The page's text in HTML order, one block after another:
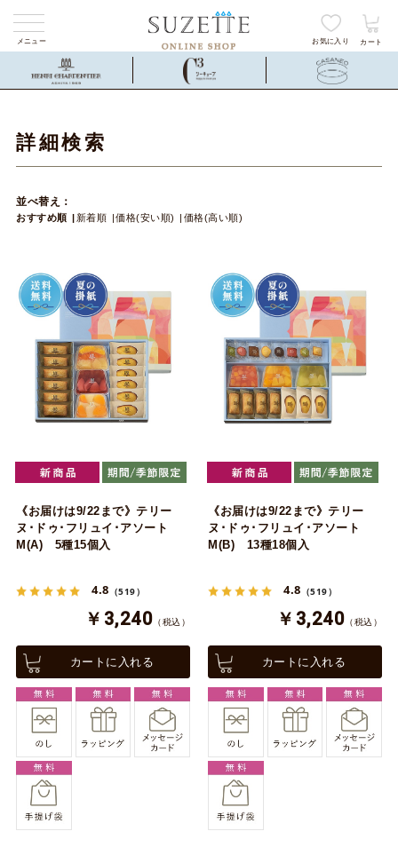
メニュー お気に入り カート
詳細検索
並べ替え：
おすすめ順 新着順 価格(安い順) 価格(高い順)
《お届けは9/22まで》テリー
ヌ･ドゥ･フリュイ･アソート
M(A) 5種15個入
4.8 （519）
￥3,240 （税込）
カートに入れる
《お届けは9/22まで》テリー
ヌ･ドゥ･フリュイ･アソート
M(B) 13種18個入
4.8 （519）
￥3,240 （税込）
カートに入れる